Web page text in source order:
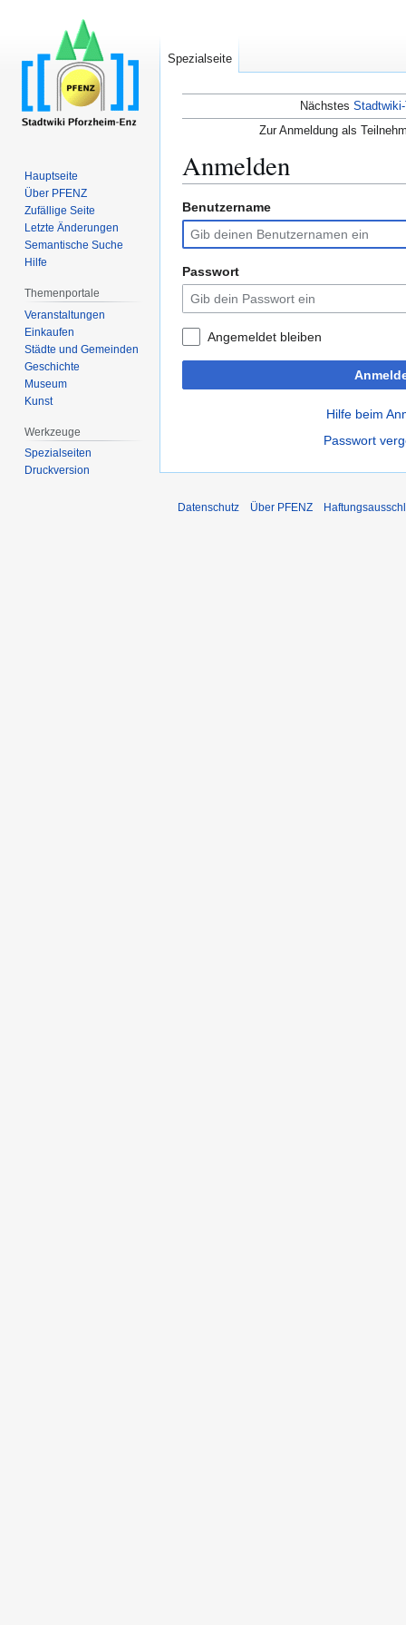
Nächstes
Zur Anmeldung als
Anmelden
Zur
Navigation
springen
Zur
Suche
springen
Benutzername
Passwort
Angemeldet bleiben
Hilfe beim
Passwort
Spezialseite
Hauptseite
Über PFENZ
Zufällige Seite
Letzte Änderungen
Semantische Suche
Hilfe
Themenportale
Veranstaltungen
Einkaufen
Städte und Gemeinden
Geschichte
Museum
Kunst
Werkzeuge
Spezialseiten
Druckversion
Datenschutz Über PFENZ